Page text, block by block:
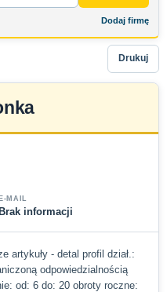
Dodaj firmę
Drukuj
E-MAIL
informacji
artykuły - detal profil dział.:
odpowiedzialnością
od: 6 do: 20 obroty roczne: